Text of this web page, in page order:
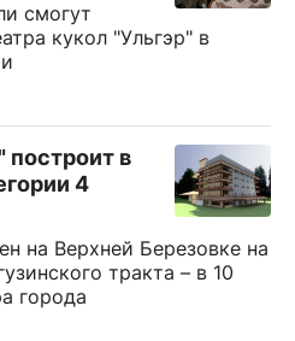
смогут
кукол "Ульгэр" в
в
4
на Верхней Березовке на
тракта – в 10
города